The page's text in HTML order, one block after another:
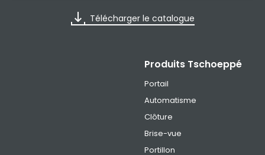
Télécharger le catalogue
Produits Tschoeppé
Portail
Automatisme
Clôture
Brise-vue
Portillon